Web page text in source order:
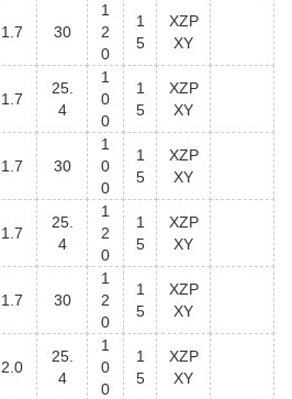
1.7 30
1
2
0
1
5
XZP
XY
1.7
25.
4
1
0
0
1
5
XZP
XY
1.7 30
1
0
0
1
5
XZP
XY
1.7
25.
4
1
2
0
1
5
XZP
XY
1.7 30
1
2
0
1
5
XZP
XY
2.0
25.
4
1
0
0
1
5
XZP
XY